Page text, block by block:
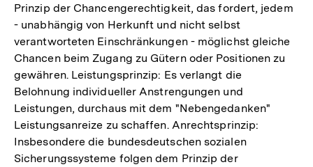
Fußnote
Prinzip der Chancengerechtigkeit, das fordert, jedem
- unabhängig von Herkunft und nicht selbst
verantworteten Einschränkungen - möglichst gleiche
Chancen beim Zugang zu Gütern oder Positionen zu
gewähren. Leistungsprinzip: Es verlangt die
Belohnung individueller Anstrengungen und
Leistungen, durchaus mit dem "Nebengedanken"
Leistungsanreize zu schaffen. Anrechtsprinzip:
Insbesondere die bundesdeutschen sozialen
Sicherungssysteme folgen dem Prinzip der